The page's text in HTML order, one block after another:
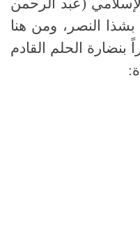
(عبد الرحمن
النصر، ومن هنا
بنضارة الحلم القادم